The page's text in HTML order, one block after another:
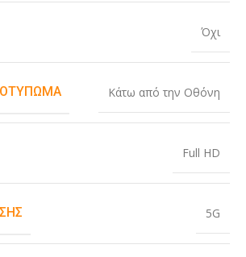
Όχι
Κάτω από την Οθόνη
Full HD
5G